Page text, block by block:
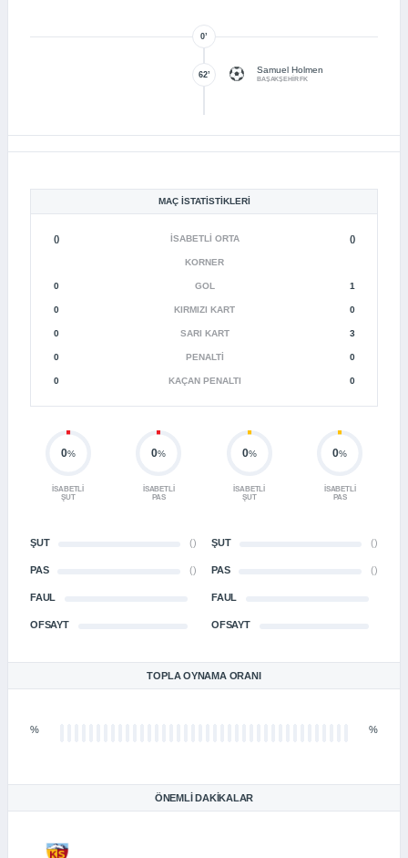
0’
62’
Samuel Holmen
BAŞAKŞEHİR FK
MAÇ İSTATISTIKLERI
() İSABETLI ORTA ()
KORNER
0 GOL 1
0 KIRMIZI KART 0
0 SARI KART 3
0 PENALTI 0
0 KAÇAN PENALTI 0
0%
İSABETLI
ŞUT
0%
İSABETLI
PAS
ŞUT ()
PAS ()
FAUL
OFSAYT
0%
İSABETLI
ŞUT
0%
İSABETLI
PAS
ŞUT ()
PAS ()
FAUL
OFSAYT
TOPLA OYNAMA ORANI
% %
ÖNEMLI DAKIKALAR